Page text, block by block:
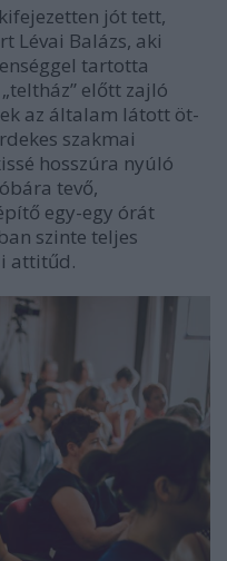
jót tett,
Lévai Balázs, aki
tartotta
előtt zajló
az általam látott öt-
szakmai
hosszúra nyúló
tevő,
egy-egy órát
szinte teljes
attitűd.